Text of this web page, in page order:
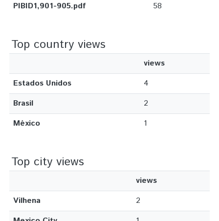
PIBID1,901-905.pdf
58
Top country views
views
Estados Unidos
4
Brasil
2
México
1
Top city views
views
Vilhena
2